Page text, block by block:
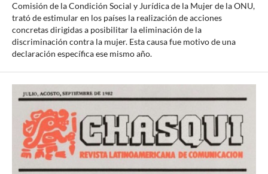
Comisión de la Condición Social y Jurídica de la Mujer de la ONU,
trató de estimular en los países la realización de acciones
concretas dirigidas a posibilitar la eliminación de la
discriminación contra la mujer. Esta causa fue motivo de una
declaración específica ese mismo año.